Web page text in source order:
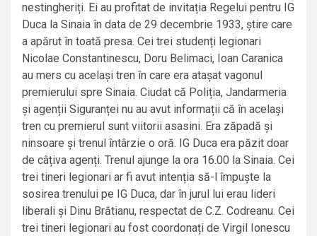
nestingheriți. Ei au profitat de invitația Regelui pentru IG
Duca la Sinaia în data de 29 decembrie 1933, știre care
a apărut în toată presa. Cei trei studenți legionari
Nicolae Constantinescu, Doru Belimaci, Ioan Caranica
au mers cu același tren în care era atașat vagonul
premierului spre Sinaia. Ciudat că Poliția, Jandarmeria
și agenții Siguranței nu au avut informații că în același
tren cu premierul sunt viitorii asasini. Era zăpadă și
ninsoare și trenul întârzie o oră. IG Duca era păzit doar
de câțiva agenți. Trenul ajunge la ora 16.00 la Sinaia. Cei
trei tineri legionari ar fi avut intenția să-l împuște la
sosirea trenului pe IG Duca, dar în jurul lui erau lideri
liberali și Dinu Brătianu, respectat de C.Z. Codreanu. Cei
trei tineri legionari au fost coordonați de Virgil Ionescu